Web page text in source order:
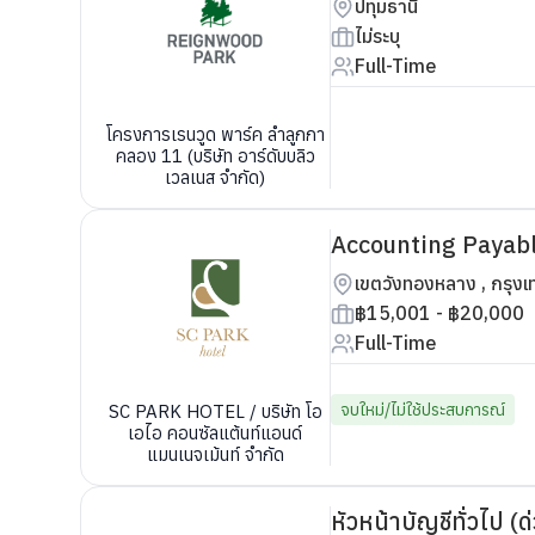
โครงการเรนวูด พาร์ค ลำลูกกา
คลอง 11 (บริษัท อาร์ดับบลิว
เวลเนส จำกัด)
ปทุมธานี
ไม่ระบุ
Full-Time
SC PARK HOTEL / บริษัท โอ
เอไอ คอนซัลแต้นท์แอนด์
แมนเนจเม้นท์ จำกัด
Accounting
เขตวังทองหลาง , กรุง
฿15,001 - ฿20,000
Full-Time
จบใหม่/ไม่ใช้ประสบการณ์
หัวหน้าบัญชีทั่วไป (